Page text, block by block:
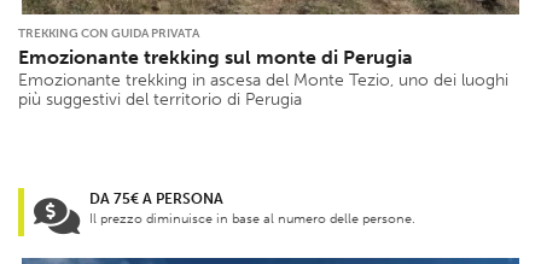
TREKKING CON GUIDA PRIVATA
Emozionante trekking sul monte di Perugia
Emozionante trekking in ascesa del Monte Tezio, uno dei luoghi
più suggestivi del territorio di Perugia
DA 75€ A PERSONA
Il prezzo diminuisce in base al numero delle persone.